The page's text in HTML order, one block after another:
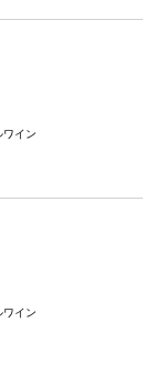
ワイン
ワイン